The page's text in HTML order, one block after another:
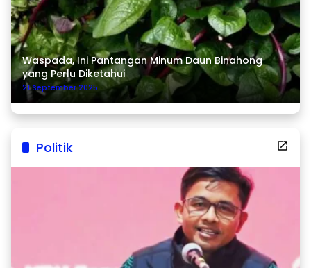
Waspada, Ini Pantangan Minum Daun Binahong
yang Perlu Diketahui
21 September 2025
Politik